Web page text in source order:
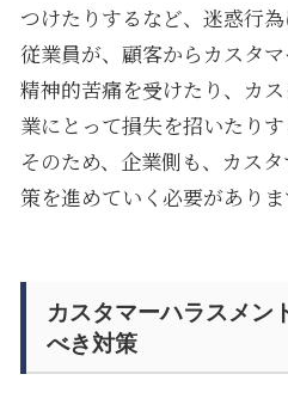
つけたりするなど、迷惑行為
従業員が、顧客からカスタマ
精神的苦痛を受けたり、カ
業にとって損失を招いたりす
そのため、企業側も、カス
策を進めていく必要がありま
カスタマーハラスメン
べき対策